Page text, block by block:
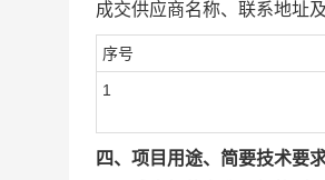
成交供应商名称、联系地址
序号
1
四、项目用途、简要技术要